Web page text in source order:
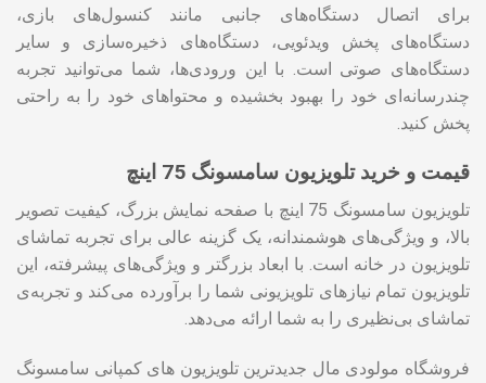
برای اتصال دستگاه‌های جانبی مانند کنسول‌های بازی،
دستگاه‌های پخش ویدئویی، دستگاه‌های ذخیره‌سازی و سایر
دستگاه‌های صوتی است. با این ورودی‌ها، شما می‌توانید تجربه
چندرسانه‌ای خود را بهبود بخشیده و محتواهای خود را به راحتی
پخش کنید.
قیمت و خرید تلویزیون سامسونگ 75 اینچ
تلویزیون سامسونگ 75 اینچ با صفحه نمایش بزرگ، کیفیت تصویر
بالا، و ویژگی‌های هوشمندانه، یک گزینه عالی برای تجربه تماشای
تلویزیون در خانه است. با ابعاد بزرگتر و ویژگی‌های پیشرفته، این
تلویزیون تمام نیازهای تلویزیونی شما را برآورده می‌کند و تجربه‌ی
تماشای بی‌نظیری را به شما ارائه می‌دهد.
فروشگاه مولودی مال جدیدترین تلویزیون های کمپانی سامسونگ